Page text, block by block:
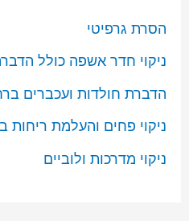
הסרת גרפיטי
ניקוי חדר אשפה כולל
הדברת חולדות ועכברים
ניקוי פחים והעלמת ריחות
ניקוי מדרכות ולוביים